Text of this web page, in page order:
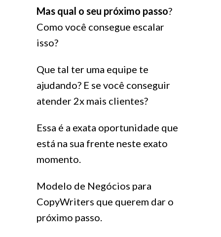
Mas qual o seu próximo passo?
Como você consegue escalar
isso?
Que tal ter uma equipe te
ajudando? E se você conseguir
atender 2x mais clientes?
Essa é a exata oportunidade que
está na sua frente neste exato
momento.
Modelo de Negócios para
CopyWriters que querem dar o
próximo passo.